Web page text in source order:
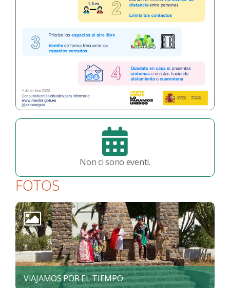
Non ci sono eventi.
FOTOS
VIAJAMOS POR EL TIEMPO